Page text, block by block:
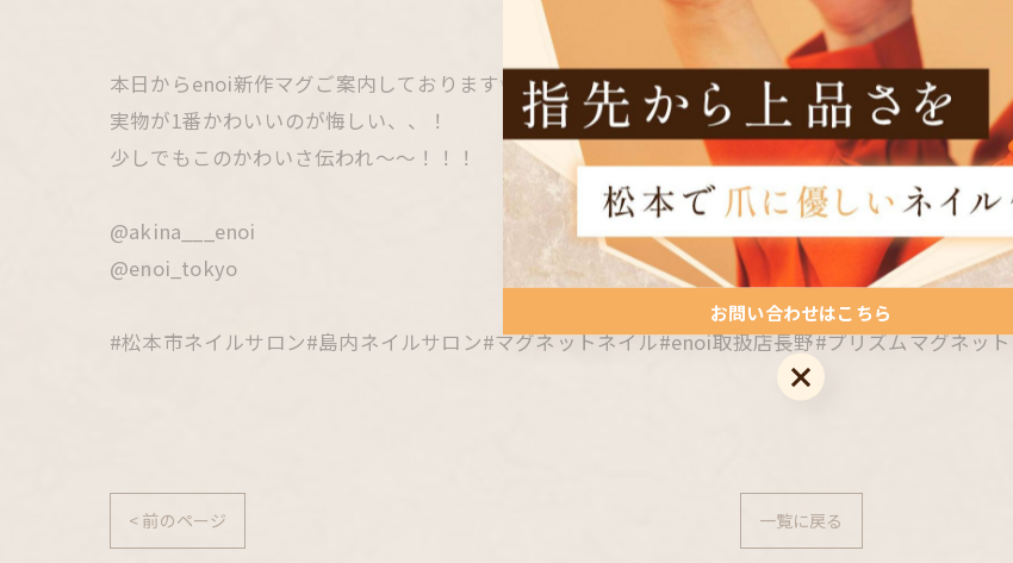
本日からenoi新作マグご案内しております✨
実物が1番かわいいのが悔しい、、！
少しでもこのかわいさ伝われ〜〜！！！
@akina___enoi
@enoi_tokyo
#松本市ネイルサロン#島内ネイルサロン#マグネットネイル#enoi取扱店長野#プリズムマグネット
< 前のページ 一覧に戻る
お問い合わせはこちら
お問い合わせはこちら